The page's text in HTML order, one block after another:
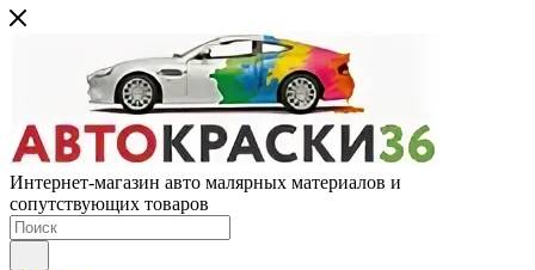
Интернет-магазин авто малярных материалов и
сопутствующих товаров